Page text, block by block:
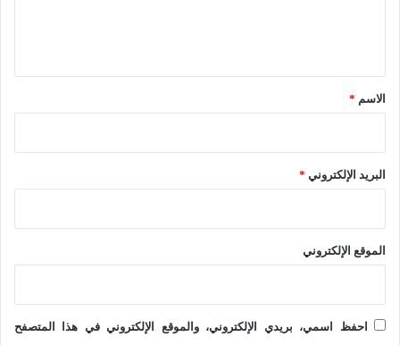
م
و
ج
ا
ب
ي
:
ي
ف
غ
ر
*الاسم *
البريد الإلكتروني *
الموقع الإلكتروني
احفظ اسمي، بريدي الإلكتروني، والموقع الإلكتروني في هذا المتصفح